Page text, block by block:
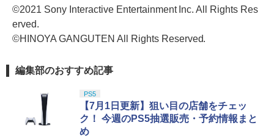
©2021 Sony Interactive Entertainment Inc. All Rights Res
erved.
©HINOYA GANGUTEN All Rights Reserved.
編集部のおすすめ記事
PS5
【7月1日更新】狙い目の店舗をチェッ
ク！ 今週のPS5抽選販売・予約情報まと
め